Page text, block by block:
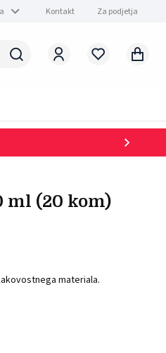
Kontakt Za podjetja
ml (20 kom)
materiala.